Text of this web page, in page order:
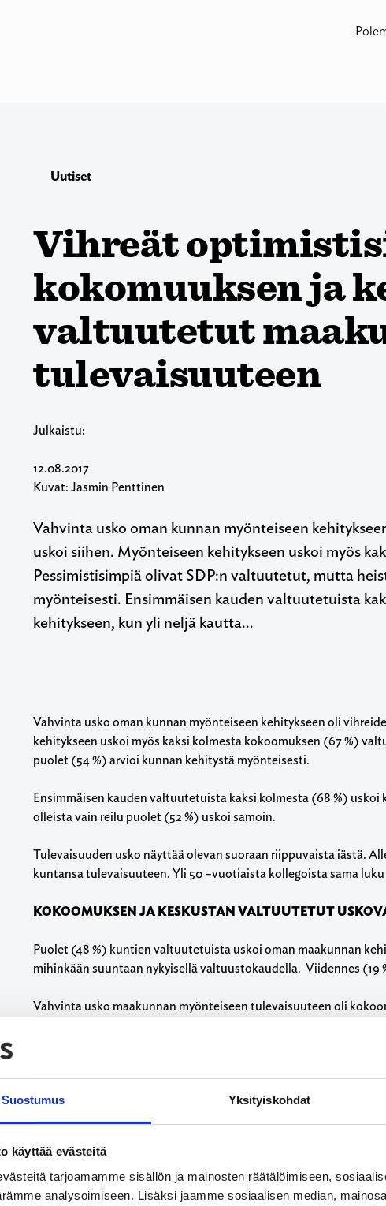
Suostumus Yksityiskohdat
käyttää evästeitä
tarjoamamme sisällön ja mainosten räätälöimiseen,
analysoimiseen. Lisäksi jaamme sosiaalisen median,
Uutiset
Vihreät
kokomuuksen ja
valtuutetut
tulevaisuuteen
Julkaistu:
12.08.2017
Kuvat: Jasmin Penttinen
Vahvinta usko oman kunnan myönteiseen
uskoi siihen. Myönteiseen kehitykseen uskoi myös
Pessimistisimpiä olivat SDP:n valtuutetut, mutta
myönteisesti. Ensimmäisen kauden valtuutetuista
kehitykseen, kun yli neljä kautta…
Vahvinta usko oman kunnan myönteiseen kehitykseen oli
kehitykseen uskoi myös kaksi kolmesta kokoomuksen (67 %)
puolet (54 %) arvioi kunnan kehitystä myönteisesti.
Ensimmäisen kauden valtuutetuista kaksi kolmesta (68 %)
olleista vain reilu puolet (52 %) uskoi samoin.
Tulevaisuuden usko näyttää olevan suoraan riippuvaista iästä.
kuntansa tulevaisuuteen. Yli 50 –vuotiaista kollegoista sama
KOKOOMUKSEN JA KESKUSTAN VALTUUTETUT
Puolet (48 %) kuntien valtuutetuista uskoi oman maakunnan
mihinkään suuntaan nykyisellä valtuustokaudella. Viidennes (19
Vahvinta usko maakunnan myönteiseen tulevaisuuteen oli
Maakunnista vahvin usko näkymien paranemiseen oli
pitivät eteläsavolaiset valtuutetut, joista kolmasosa (32 %) uskoi
Tutkimuksen taulukot luettavissa
KAKS – Kunnallisalan kehittämissäätiö teki sähköpostitse
valtuutetuille. Kysely lähetettiin 7902 valtuutetulle 24.5-
olivat edustava joukko suhteutettuna valtuutettujen